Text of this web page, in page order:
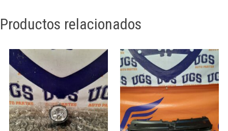
Productos relacionados